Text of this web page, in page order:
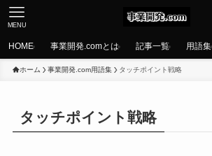
MENU
HOME 事業開発.comとは 記事一覧 用語集
ホーム 事業開発.com用語集 タッチポイント戦略
タッチポイント戦略